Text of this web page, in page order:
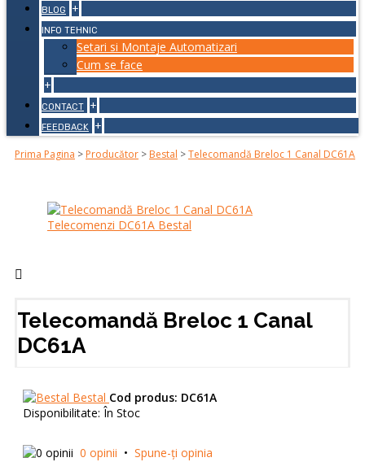
BLOG +
INFO TEHNIC
Setari si Montaje Automatizari
Cum se face
+
CONTACT +
FEEDBACK +
Prima Pagina > Producător > Bestal >Telecomandă Breloc 1 Canal DC61A
Telecomandă Breloc 1 Canal
DC61A
Bestal Cod produs: DC61A
Disponibilitate: În Stoc
0 opinii • Spune-ţi opinia